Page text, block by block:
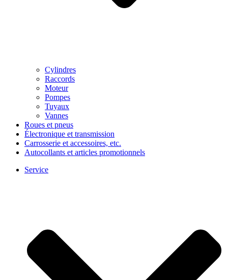
Cylindres
Raccords
Moteur
Pompes
Tuyaux
Vannes
Roues et pneus
Électronique et transmission
Carrosserie et accessoires, etc.
Autocollants et articles promotionnels
Service